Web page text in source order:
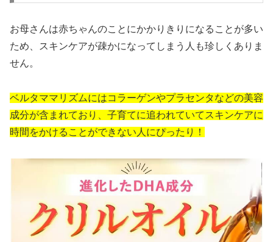
お母さんは赤ちゃんのことにかかりきりになることが多い
ため、スキンケアが疎かになってしまう人も珍しくありま
せん。
ベルタママリズムにはコラーゲンやプラセンタなどの美容
成分が含まれており、子育てに追われていてスキンケアに
時間をかけることができない人にぴったり！